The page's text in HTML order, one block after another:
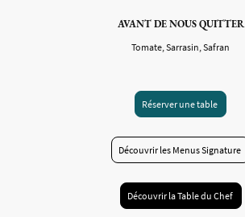
AVANT DE NOUS QUITTER
Tomate, Sarrasin, Safran
Réserver une table
Découvrir les Menus Signature
Découvrir la Table du Chef